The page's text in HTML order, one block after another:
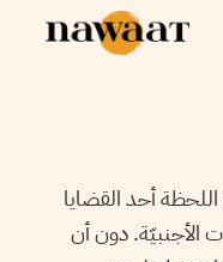
أحد القضايا
الأجنبيّة. دون أن